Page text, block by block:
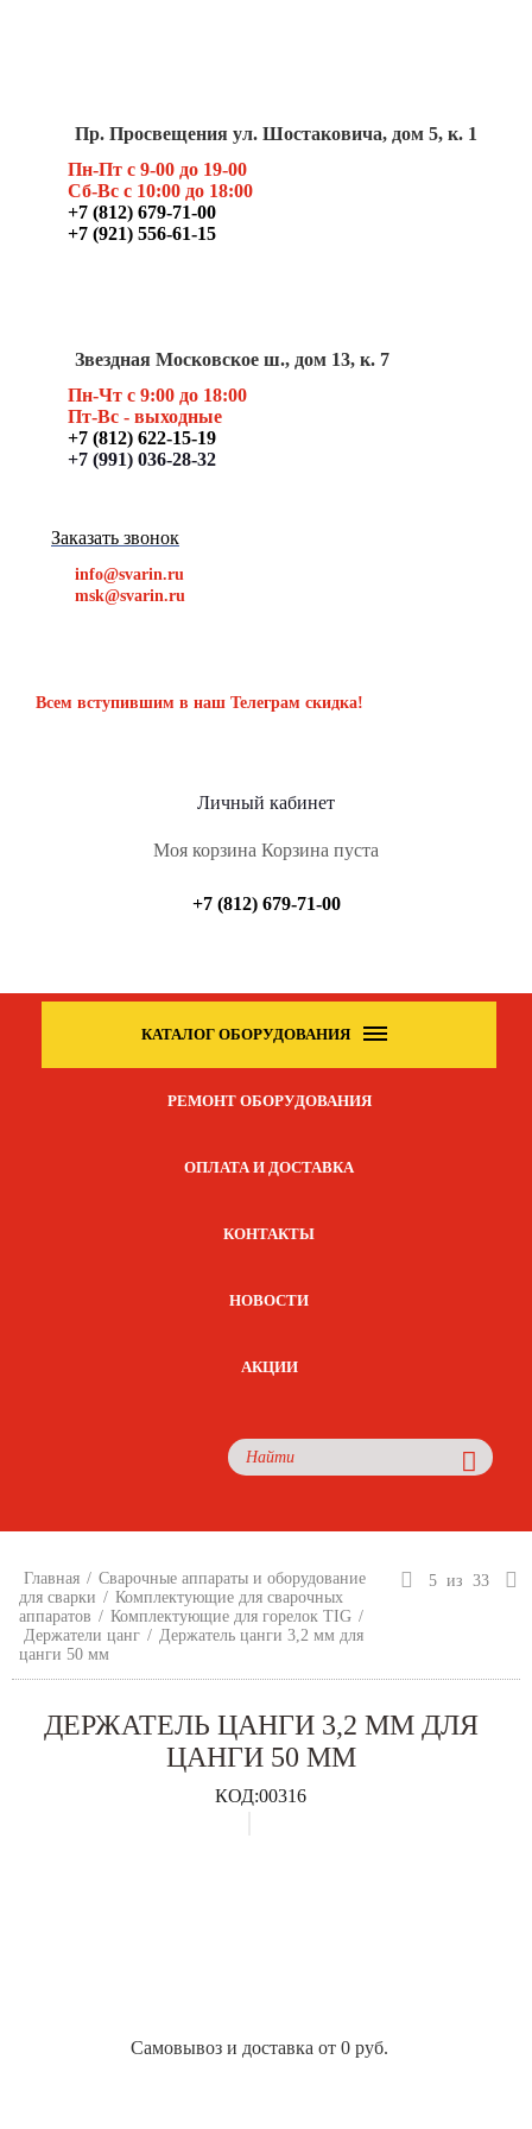
Пр. Просвещения ул. Шостаковича, дом 5, к. 1
Пн-Пт с 9-00 до 19-00
Сб-Вс с 10:00 до 18:00
+7 (812) 679-71-00
+7 (921) 556-61-15
Звездная Московское ш., дом 13, к. 7
Пн-Чт с 9:00 до 18:00
Пт-Вс - выходные
+7 (812) 622-15-19
+7 (991) 036-28-32
Заказать звонок
info@svarin.ru
msk@svarin.ru
Всем вступившим в наш Телеграм скидка!
Личный кабинет
Моя корзина Корзина пуста
+7 (812) 679-71-00
КАТАЛОГ ОБОРУДОВАНИЯ
РЕМОНТ ОБОРУДОВАНИЯ
ОПЛАТА И ДОСТАВКА
КОНТАКТЫ
НОВОСТИ
АКЦИИ
Главная / Сварочные аппараты и оборудование
для сварки / Комплектующие для сварочных
аппаратов / Комплектующие для горелок TIG /
Держатели цанг / Держатель цанги 3,2 мм для
цанги 50 мм
5 из 33
ДЕРЖАТЕЛЬ ЦАНГИ 3,2 ММ ДЛЯ
ЦАНГИ 50 ММ
КОД:00316
Самовывоз и доставка от 0 руб.